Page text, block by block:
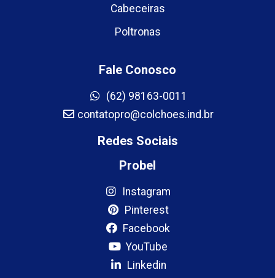
Cabeceiras
Poltronas
Fale Conosco
(62) 98163-0011
contatopro@colchoes.ind.br
Redes Sociais
Probel
Instagram
Pinterest
Facebook
YouTube
Linkedin